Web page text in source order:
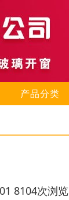
产品分类
8104次浏览